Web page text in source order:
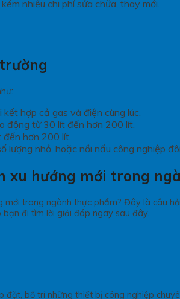
nhiều chi phí sửa chữa, thay mới.
hợp cả gas và điện cùng lúc.
động từ 30 lít đến hơn 200 lít.
hơn 200 lít.
nhỏ, hoặc nồi nấu công nghiệp
xu hướng mới trong
trong ngành thực phẩm? Đây là câu
đi tìm lời giải đáp ngay sau đây.
bố trí những thiết bị công nghiệp